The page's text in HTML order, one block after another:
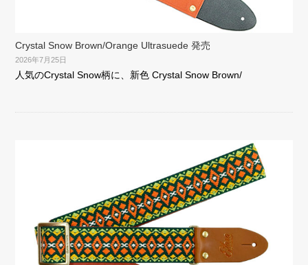
Crystal Snow Brown/Orange Ultrasuede 発売
2026年7月25日
人気のCrystal Snow柄に、新色 Crystal Snow Brown/